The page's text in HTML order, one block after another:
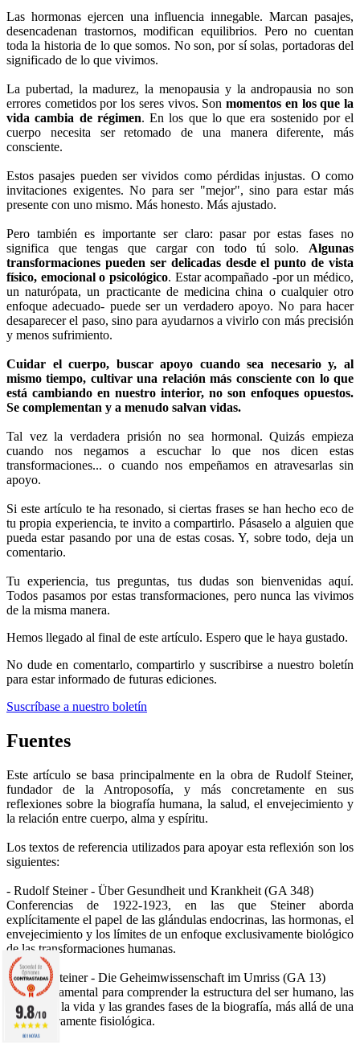
Las hormonas ejercen una influencia innegable. Marcan pasajes,
desencadenan trastornos, modifican equilibrios. Pero no cuentan
toda la historia de lo que somos. No son, por sí solas, portadoras del
significado de lo que vivimos.
La pubertad, la madurez, la menopausia y la andropausia no son
errores cometidos por los seres vivos. Sonmomentos en los que la
vida cambia de régimen. En los que lo que era sostenido por el
cuerpo necesita ser retomado de una manera diferente, más
consciente.
Estos pasajes pueden ser vividos como pérdidas injustas. O como
invitaciones exigentes. No para ser "mejor", sino para estar más
presente con uno mismo. Más honesto. Más ajustado.
Pero también es importante ser claro: pasar por estas fases no
significa que tengas que cargar con todo tú solo. Algunas
transformaciones pueden ser delicadas desde el punto de vista
físico, emocional o psicológico. Estar acompañado -por un médico,
un naturópata, un practicante de medicina china o cualquier otro
enfoque adecuado- puede ser un verdadero apoyo. No para hacer
desaparecer el paso, sino para ayudarnos a vivirlo con más precisión
y menos sufrimiento.
Cuidar el cuerpo, buscar apoyo cuando sea necesario y, al
mismo tiempo, cultivar una relación más consciente con lo que
está cambiando en nuestro interior, no son enfoques opuestos.
Se complementan y a menudo salvan vidas.
Tal vez la verdadera prisión no sea hormonal. Quizás empieza
cuando nos negamos a escuchar lo que nos dicen estas
transformaciones... o cuando nos empeñamos en atravesarlas sin
apoyo.
Si este artículo te ha resonado, si ciertas frases se han hecho eco de
tu propia experiencia, te invito a compartirlo. Pásaselo a alguien que
pueda estar pasando por una de estas cosas. Y, sobre todo, deja un
comentario.
Tu experiencia, tus preguntas, tus dudas son bienvenidas aquí.
Todos pasamos por estas transformaciones, pero nunca las vivimos
de la misma manera.
Hemos llegado al final de este artículo. Espero que le haya gustado.
No dude en comentarlo, compartirlo y suscribirse a nuestro boletín
para estar informado de futuras ediciones.
Suscríbase a nuestro boletín
Fuentes
Este artículo se basa principalmente en la obra de Rudolf Steiner,
fundador de la Antroposofía, y más concretamente en sus
reflexiones sobre la biografía humana, la salud, el envejecimiento y
la relación entre cuerpo, alma y espíritu.
Los textos de referencia utilizados para apoyar esta reflexión son los
siguientes:
- Rudolf Steiner - Über Gesundheit und Krankheit (GA 348)
Conferencias de 1922-1923, en las que Steiner aborda
explícitamente el papel de las glándulas endocrinas, las hormonas, el
envejecimiento y los límites de un enfoque exclusivamente biológico
de las transformaciones humanas.
- Rudolf Steiner - Die Geheimwissenschaft im Umriss (GA 13)
Obra fundamental para comprender la estructura del ser humano, las
fuerzas de la vida y las grandes fases de la biografía, más allá de una
lectura puramente fisiológica.
9.8/10
861 NOTAS